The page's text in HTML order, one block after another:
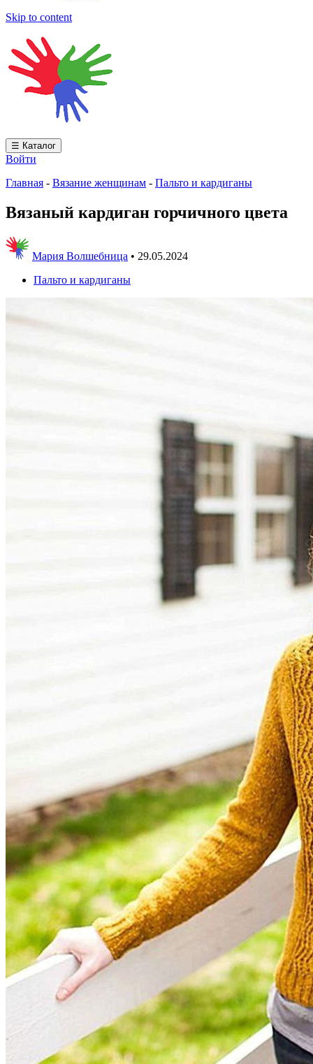
Skip to content
☰ Каталог
Войти
Главная - Вязание женщинам - Пальто и кардиганы
Вязаный кардиган горчичного цвета
Мария Волшебница • 29.05.2024
Пальто и кардиганы